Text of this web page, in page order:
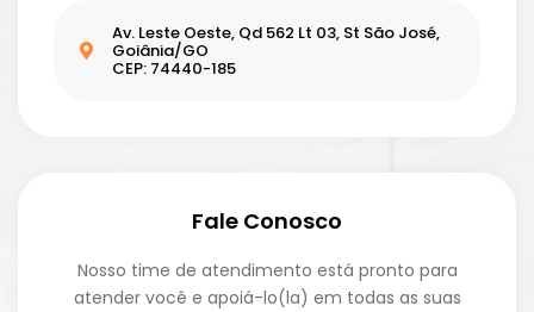
Av. Leste Oeste, Qd 562 Lt 03, St São José,
Goiânia/GO
CEP: 74440-185
Fale Conosco
Nosso time de atendimento está pronto para
atender você e apoiá-lo(la) em todas as suas